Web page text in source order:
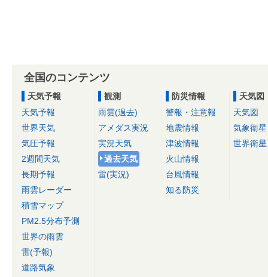
全国のコンテンツ
天気予報
天気予報
世界天気
気圧予報
2週間天気
長期予報
雨雲レーダー
積雪マップ
PM2.5分布予測
世界の雨雲
雷(予報)
道路気象
観測
雨雲(過去)
アメダス実況
実況天気
過去天気
雷(実況)
防災情報
警報・注意報
地震情報
津波情報
火山情報
台風情報
知る防災
天気図
天気図
気象衛星
世界衛星